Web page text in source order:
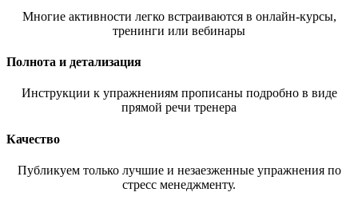
Многие активности легко встраиваются в онлайн-курсы,
тренинги или вебинары
Полнота и детализация
Инструкции к упражнениям прописаны подробно в виде
прямой речи тренера
Качество
Публикуем только лучшие и незаезженные упражнения по
стресс менеджменту.